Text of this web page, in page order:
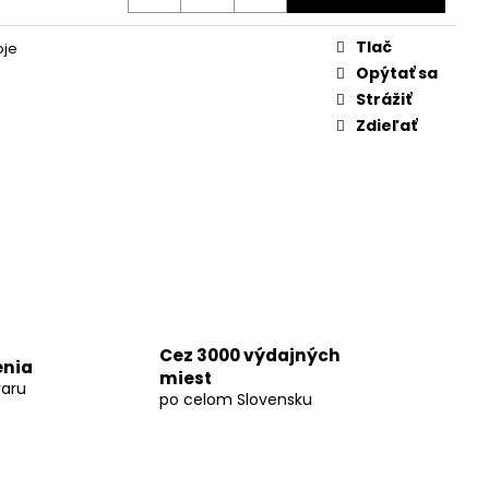
Tlač
Opýtať sa
Strážiť
Zdieľať
Cez 3000 výdajných
miest
po celom Slovensku